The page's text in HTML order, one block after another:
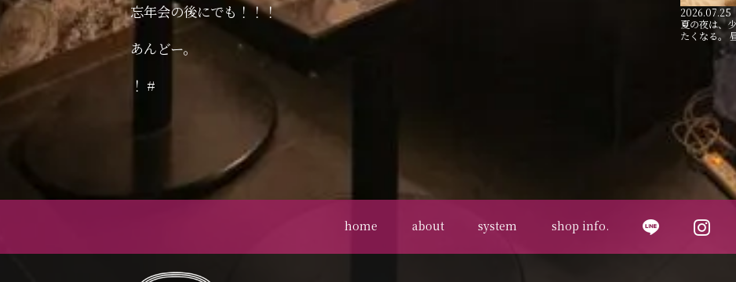
忘年会の後にでも！！！
あんどー。
！ #
2026.07.25
夏の夜は、
たくなる。
home about system shop info.